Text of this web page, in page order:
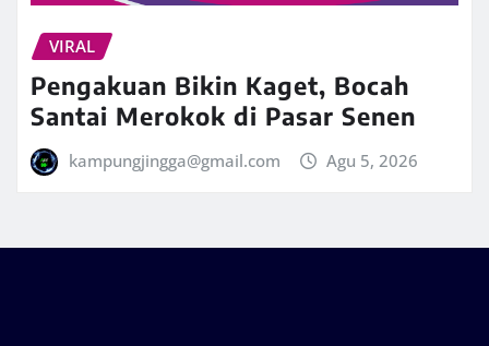
VIRAL
Pengakuan Bikin Kaget, Bocah
Santai Merokok di Pasar Senen
kampungjingga@gmail.com Agu 5, 2026